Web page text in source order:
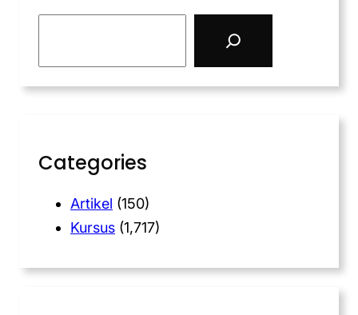
Categories
Artikel (150)
Kursus (1,717)